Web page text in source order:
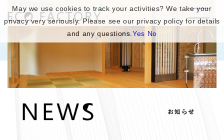
May we use cookies to track your activities? We take your
privacy very seriously. Please see our privacy policy for details
and any questions.Yes No